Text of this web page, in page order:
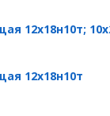
12х18н10т;
12х18н10т